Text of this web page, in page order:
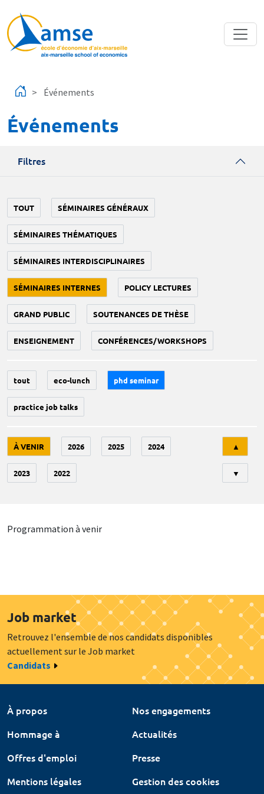
Événements
Événements
Filtres
TOUT SÉMINAIRES GÉNÉRAUX
SÉMINAIRES THÉMATIQUES
SÉMINAIRES INTERDISCIPLINAIRES
SÉMINAIRES INTERNES POLICY LECTURES
GRAND PUBLIC SOUTENANCES DE THÈSE
ENSEIGNEMENT CONFÉRENCES/WORKSHOPS
tout eco-lunch phd seminar
practice job talks
À VENIR 2026 2025 2024
2023 2022
▲
▼
Programmation à venir
Job market
Retrouvez l'ensemble de nos candidats disponibles
actuellement sur le Job market
Candidats
À propos
Nos engagements
Hommage à
Actualités
Offres d'emploi
Presse
Mentions légales
Gestion des cookies